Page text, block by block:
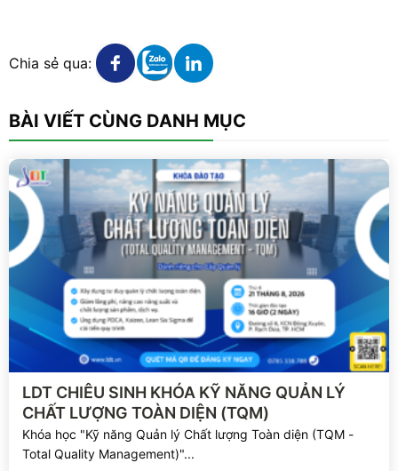
Chia sẻ qua: Xem chi tiết
Xem chi tiếtXem chi tiết
BÀI VIẾT CÙNG DANH MỤC
Xem chi tiết
LDT CHIÊU SINH KHÓA KỸ NĂNG QUẢN LÝ
CHẤT LƯỢNG TOÀN DIỆN (TQM)
Khóa học "Kỹ năng Quản lý Chất lượng Toàn diện (TQM -
Total Quality Management)"...